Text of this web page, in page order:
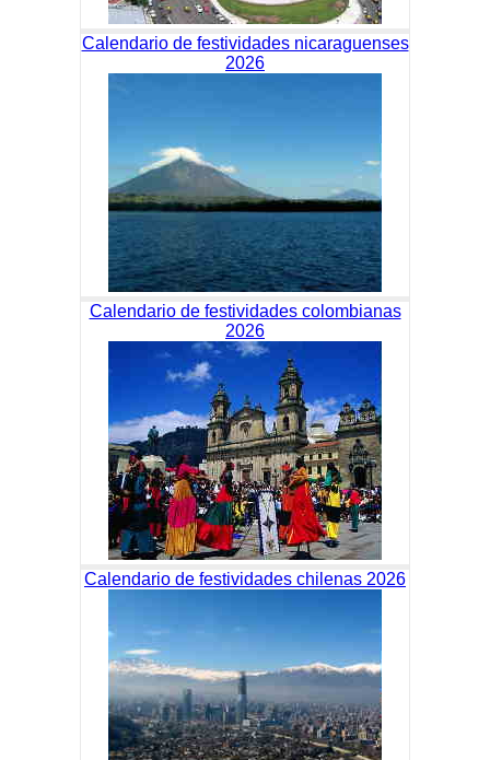
Calendario de festividades nicaraguenses
2026
Calendario de festividades colombianas
2026
Calendario de festividades chilenas 2026